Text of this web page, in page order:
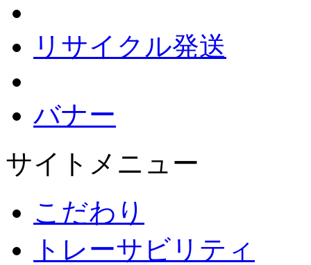
リサイクル発送
バナー
サイトメニュー
こだわり
トレーサビリティ